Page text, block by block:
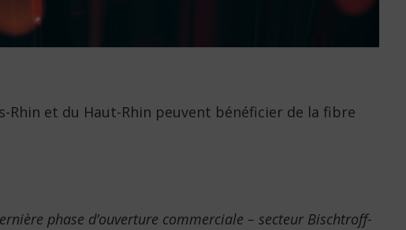
Rhin et du Haut-Rhin peuvent bénéficier de la fibre
phase d’ouverture commerciale – secteur Bischtroff-